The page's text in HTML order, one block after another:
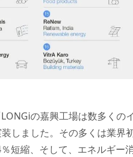
の嘉興工場は数多く
しました。その多くは業
短縮、そして、エネルギー